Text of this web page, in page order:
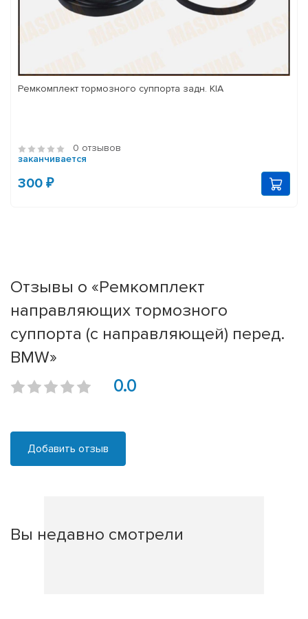
Ремкомплект тормозного суппорта задн. KIA
0 отзывов
заканчивается
300 ₽
Отзывы о «Ремкомплект
направляющих тормозного
суппорта (с направляющей) перед.
BMW»
0.0
Добавить отзыв
Вы недавно смотрели